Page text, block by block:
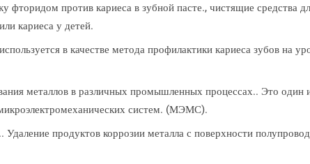
фторидом против кариеса в зубной пасте., чистящие средства
кариеса у детей.
в качестве метода профилактики кариеса зубов на
металлов в различных промышленных процессах.. Это один
систем. (МЭМС).
Удаление продуктов коррозии металла с поверхности